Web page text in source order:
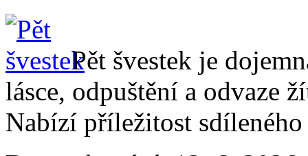
Pět švestek je
lásce, odpuštění a odvaze
Nabízí příležitost